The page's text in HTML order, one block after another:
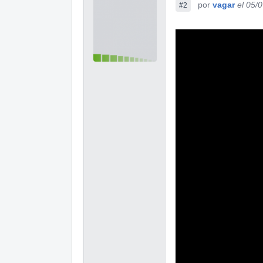
#2 por vagar el 05/